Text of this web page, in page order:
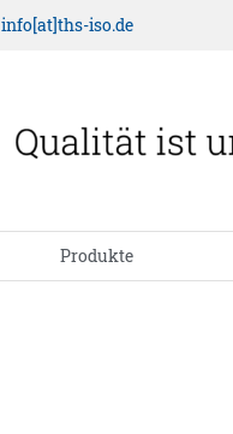
info[at]ths-iso.de
Produkte